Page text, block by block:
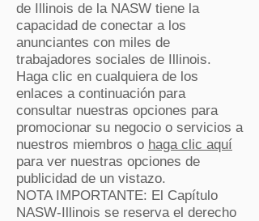
de Illinois de la NASW tiene la
capacidad de conectar a los
anunciantes con miles de
trabajadores sociales de Illinois.
Haga clic en cualquiera de los
enlaces a continuación para
consultar nuestras opciones para
promocionar su negocio o servicios a
nuestros miembros o haga clic aquí
para ver nuestras opciones de
publicidad de un vistazo.
NOTA IMPORTANTE: El Capítulo
NASW-Illinois se reserva el derecho